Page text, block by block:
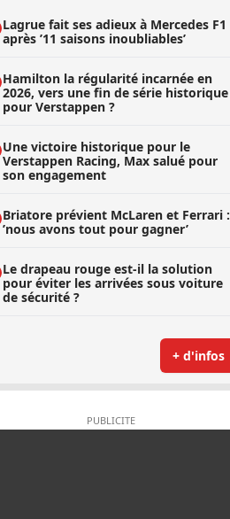
Lagrue fait ses adieux à Mercedes F1
après ’11 saisons inoubliables’
Hamilton la régularité incarnée en
2026, vers une fin de série historique
pour Verstappen ?
Une victoire historique pour le
Verstappen Racing, Max salué pour
son engagement
Briatore prévient McLaren et Ferrari :
’nous avons tout pour gagner’
Le drapeau rouge est-il la solution
pour éviter les arrivées sous voiture
de sécurité ?
+ d'infos